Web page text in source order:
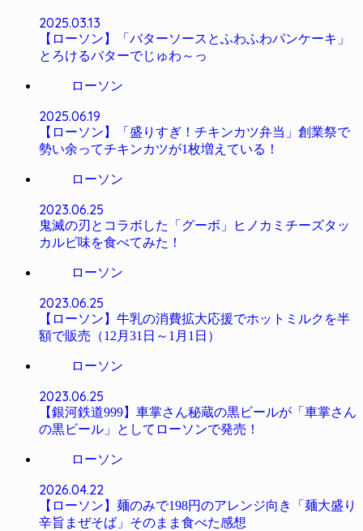
2025.03.13
【ローソン】「バターソースとふわふわパンケーキ」
とろけるバターでじゅわ～っ
ローソン
2025.06.19
【ローソン】「盛りすぎ！チキンカツ弁当」創業祭で
勢い余ってチキンカツが1枚増えている！
ローソン
2023.06.25
鬼滅の刃とコラボした「グーボ」ヒノカミチーズタッ
カルビ味を食べてみた！
ローソン
2023.06.25
【ローソン】牛乳の消費拡大応援でホットミルクを半
額で販売（12月31日～1月1日）
ローソン
2023.06.25
【銀河鉄道999】車掌さん秘蔵の黒ビールが「車掌さん
の黒ビール」としてローソンで発売！
ローソン
2026.04.22
【ローソン】麺のみで198円のアレンジ向き「麺大盛り
辛旨まぜそば」そのまま食べた感想